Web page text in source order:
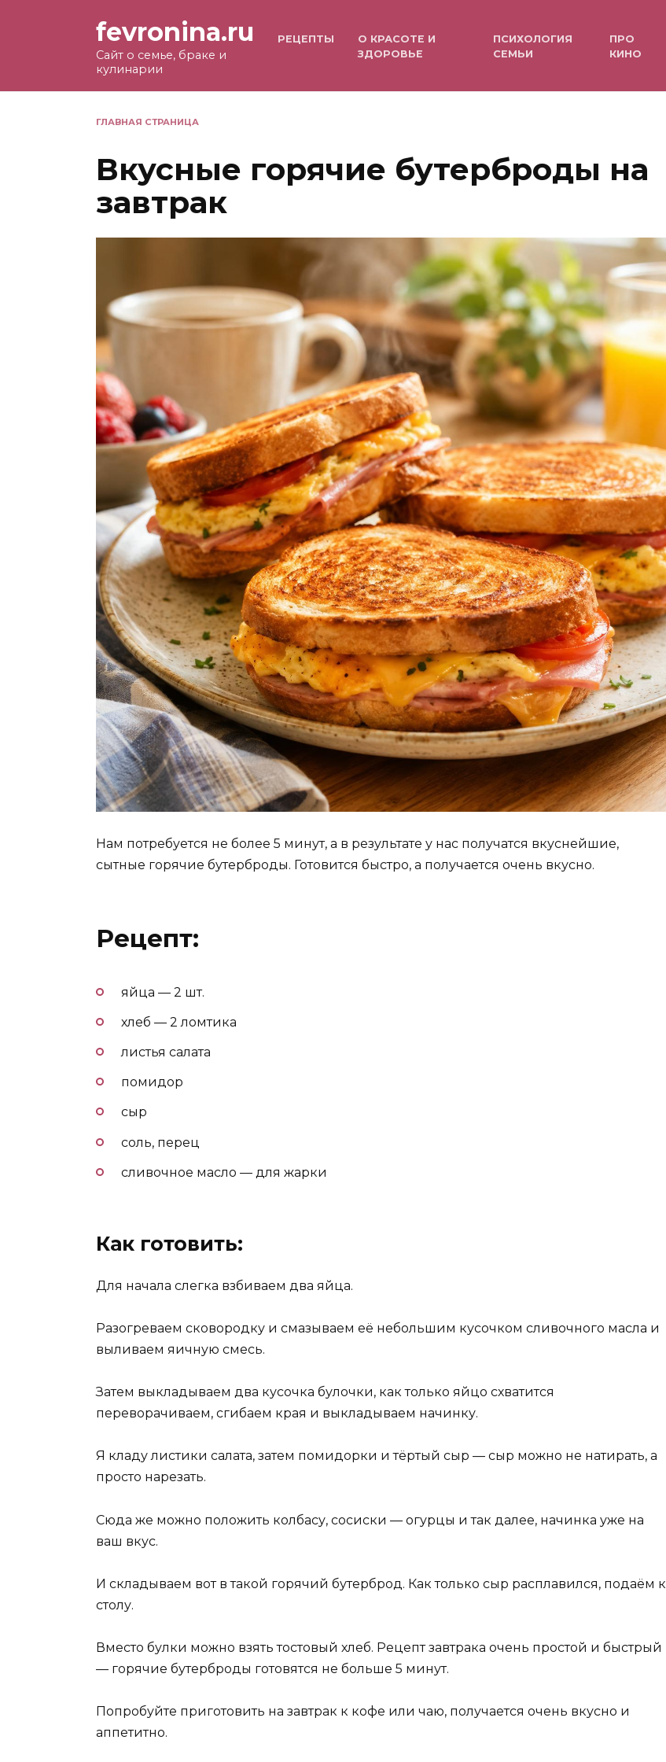
fevronina.ru
Сайт о семье, браке и
кулинарии
РЕЦЕПТЫ
О КРАСОТЕ И
ЗДОРОВЬЕ
ПСИХОЛОГИЯ
СЕМЬИ
ПРО
КИНО
ГЛАВНАЯ СТРАНИЦА
Вкусные горячие бутерброды на
завтрак
Нам потребуется не более 5 минут, а в результате у нас получатся вкуснейшие,
сытные горячие бутерброды. Готовится быстро, а получается очень вкусно.
Рецепт:
яйца — 2 шт.
хлеб — 2 ломтика
листья салата
помидор
сыр
соль, перец
сливочное масло — для жарки
Как готовить:
Для начала слегка взбиваем два яйца.
Разогреваем сковородку и смазываем её небольшим кусочком сливочного масла и
выливаем яичную смесь.
Затем выкладываем два кусочка булочки, как только яйцо схватится
переворачиваем, сгибаем края и выкладываем начинку.
Я кладу листики салата, затем помидорки и тёртый сыр — сыр можно не натирать, а
просто нарезать.
Сюда же можно положить колбасу, сосиски — огурцы и так далее, начинка уже на
ваш вкус.
И складываем вот в такой горячий бутерброд. Как только сыр расплавился, подаём к
столу.
Вместо булки можно взять тостовый хлеб. Рецепт завтрака очень простой и быстрый
— горячие бутерброды готовятся не больше 5 минут.
Попробуйте приготовить на завтрак к кофе или чаю, получается очень вкусно и
аппетитно.